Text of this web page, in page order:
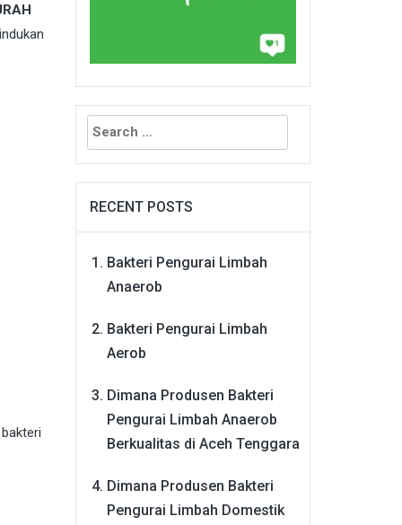
Search
for:
RECENT POSTS
Bakteri Pengurai Limbah
Anaerob
Bakteri Pengurai Limbah
Aerob
Dimana Produsen Bakteri
Pengurai Limbah Anaerob
Berkualitas di Aceh Tenggara
Dimana Produsen Bakteri
Pengurai Limbah Domestik